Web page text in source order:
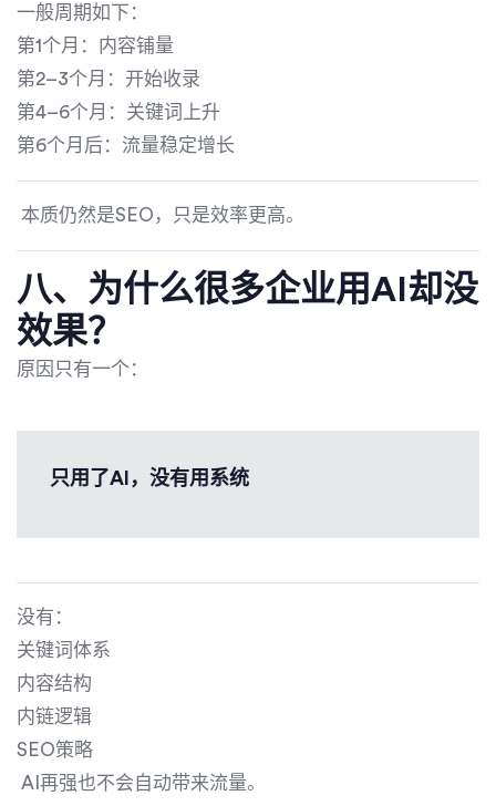
一般周期如下：
第1个月：内容铺量
第2–3个月：开始收录
第4–6个月：关键词上升
第6个月后：流量稳定增长
本质仍然是SEO，只是效率更高。
八、为什么很多企业用AI却没
效果？
原因只有一个：
只用了AI，没有用系统
没有：
关键词体系
内容结构
内链逻辑
SEO策略
AI再强也不会自动带来流量。